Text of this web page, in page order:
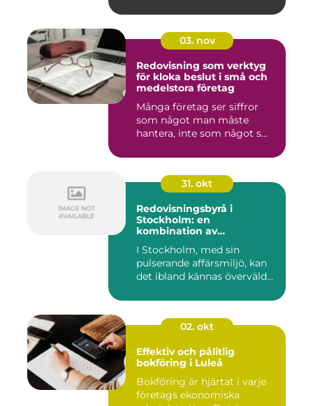
03. nov
Redovisning som verktyg
för kloka beslut i små och
medelstora företag
Många företag ser siffror
som något man måste
hantera, inte som något s...
31. okt
Redovisningsbyrå i
Stockholm: en
kombination av
personlig service
I Stockholm, med sin
pulserande affärsmiljö, kan
det ibland kännas överväld...
02. okt
Effektiv och pålitlig
bokföring i Luleå
Bokföring är hjärtat i varje
företags ekonomiska